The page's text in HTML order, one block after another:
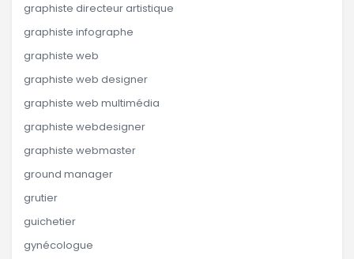
graphiste directeur artistique
graphiste infographe
graphiste web
graphiste web designer
graphiste web multimédia
graphiste webdesigner
graphiste webmaster
ground manager
grutier
guichetier
gynécologue